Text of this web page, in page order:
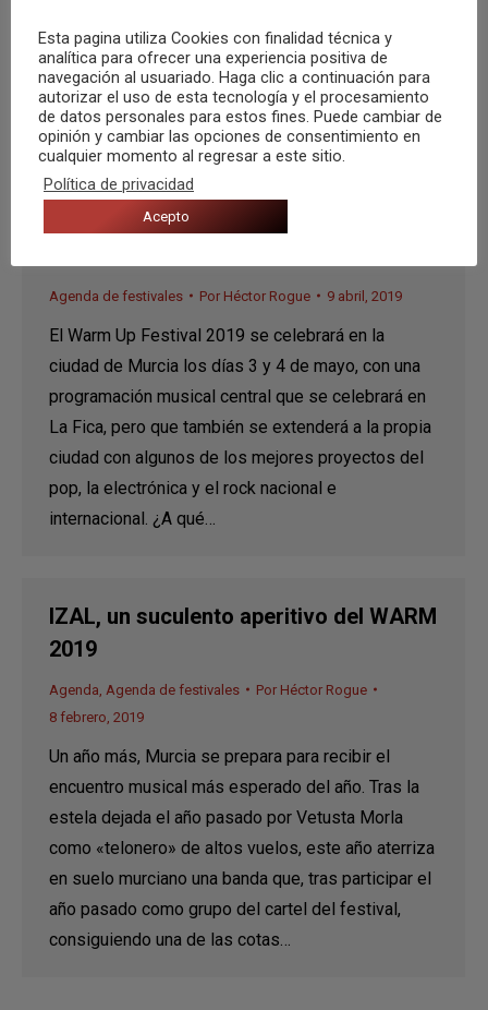
¿A qué suena WARM UP 19? –
Agenda de festivales Por Héctor Rogue 9 abril, 2019
El Warm Up Festival 2019 se celebrará en la
ciudad de Murcia los días 3 y 4 de mayo, con una
programación musical central que se celebrará en
La Fica, pero que también se extenderá a la propia
ciudad con algunos de los mejores proyectos del
pop, la electrónica y el rock nacional e
internacional. ¿A qué…
IZAL, un suculento aperitivo del WARM
2019
Agenda Agenda de festivales Por Héctor Rogue
8 febrero, 2019
Un año más, Murcia se prepara para recibir el
encuentro musical más esperado del año. Tras la
estela dejada el año pasado por Vetusta Morla
como «telonero» de altos vuelos, este año aterriza
en suelo murciano una banda que, tras participar el
año pasado como grupo del cartel del festival,
consiguiendo una de las cotas…
Esta pagina utiliza Cookies con finalidad técnica y
analítica para ofrecer una experiencia positiva de
navegación al usuariado. Haga clic a continuación para
autorizar el uso de esta tecnología y el procesamiento
de datos personales para estos fines. Puede cambiar de
opinión y cambiar las opciones de consentimiento en
cualquier momento al regresar a este sitio.
Política de privacidad
Acepto